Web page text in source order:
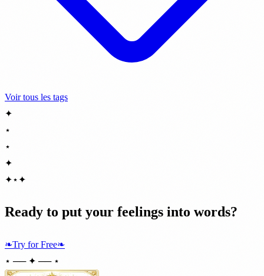
Voir tous les tags
✦
⋆
⋆
✦
✦⋆✦
Ready to put your feelings into words?
❧Try for Free❧
⋆ ── ✦ ── ⋆